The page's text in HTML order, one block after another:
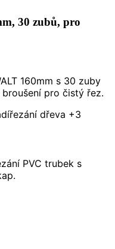
30 zubů, pro
160mm s 30 zuby
pro čistý řez.
řezání dřeva +3
PVC trubek s